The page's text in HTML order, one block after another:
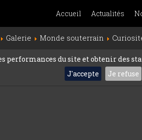
Accueil Actualités
Galerie Monde souterrain
du site et obtenir des
J'accepte
Je refuse